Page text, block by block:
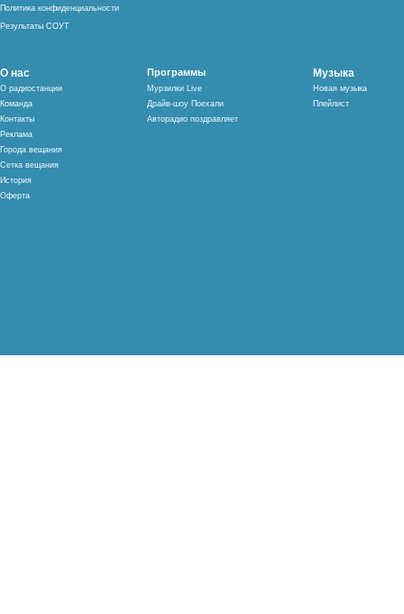
Политика конфиденциальности
Результаты СОУТ
О нас
О радиостанции
Команда
Контакты
Реклама
Города вещания
Сетка вещания
История
Оферта
Программы
Мурзилки Live
Драйв-шоу Поехали
Авторадио поздравляет
Музыка
Новая музыка
Плейлист